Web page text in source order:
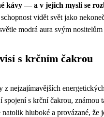
kávy — a v jejich mysli se
vidět svět jako
modrá aura svým
s krčním čakrou
z nejzajímavějších
spojení s krční čakrou, známou
hluboké a provázané, že